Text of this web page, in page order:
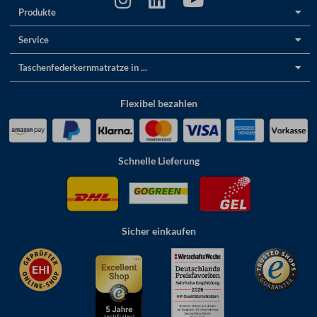
Produkte
Service
Taschenfederkernmatratze in ...
Flexibel bezahlen
Schnelle Lieferung
Sicher einkaufen